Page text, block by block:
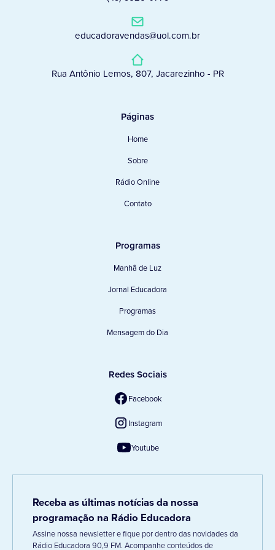
educadoravendas@uol.com.br
Rua Antônio Lemos, 807, Jacarezinho - PR
Páginas
Home
Sobre
Rádio Online
Contato
Programas
Manhã de Luz
Jornal Educadora
Programas
Mensagem do Dia
Redes Sociais
Facebook
Instagram
Youtube
Receba as últimas notícias da nossa
programação na Rádio Educadora
Assine nossa newsletter e fique por dentro das novidades da
Rádio Educadora 90,9 FM. Acompanhe conteúdos de